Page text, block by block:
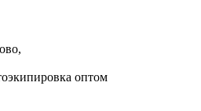
оптом